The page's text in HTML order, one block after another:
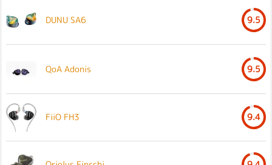
DUNU SA6 9.5
QoA Adonis 9.5
FiiO FH3 9.4